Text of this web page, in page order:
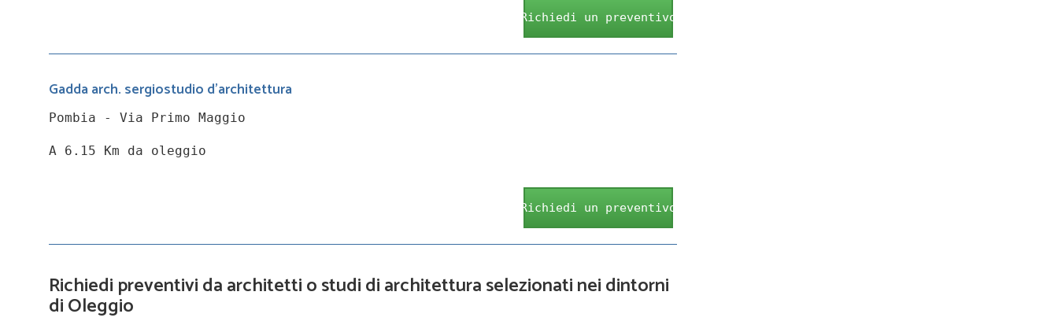
Richiedi un preventivo
Gadda arch. sergiostudio d'architettura
Pombia - Via Primo Maggio
A 6.15 Km da oleggio
Richiedi un preventivo
Richiedi preventivi da architetti o studi di architettura selezionati nei dintorni
di Oleggio